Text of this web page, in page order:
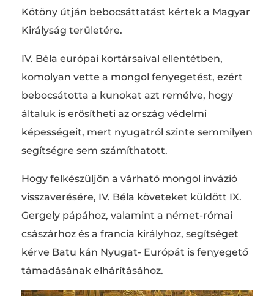
Kötöny útján bebocsáttatást kértek a Magyar
Királyság területére.
IV. Béla európai kortársaival ellentétben,
komolyan vette a mongol fenyegetést, ezért
bebocsátotta a kunokat azt remélve, hogy
általuk is erősítheti az ország védelmi
képességeit, mert nyugatról szinte semmilyen
segítségre sem számíthatott.
Hogy felkészüljön a várható mongol invázió
visszaverésére, IV. Béla követeket küldött IX.
Gergely pápához, valamint a német-római
császárhoz és a francia királyhoz, segítséget
kérve Batu kán Nyugat- Európát is fenyegető
támadásának elhárításához.